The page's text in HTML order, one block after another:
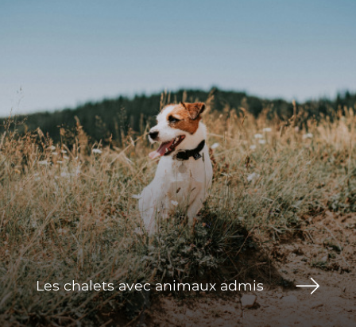
Les chalets avec animaux admis